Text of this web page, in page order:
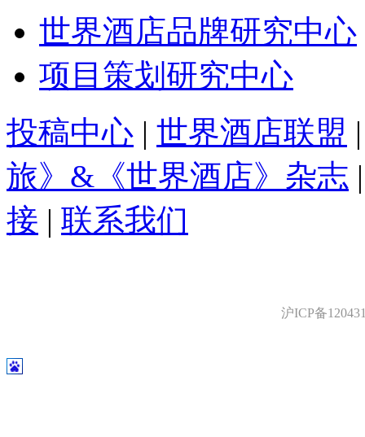
世界酒店品牌研究中心
项目策划研究中心
投稿中心 | 世界酒店联盟
旅》&《世界酒店》杂志
接 | 联系我们
沪ICP备